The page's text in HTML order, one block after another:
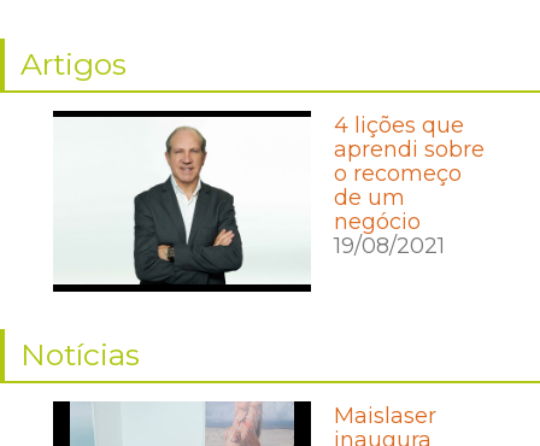
Artigos
4 lições que
aprendi sobre
o recomeço
de um
negócio
19/08/2021
Notícias
Maislaser
inaugura